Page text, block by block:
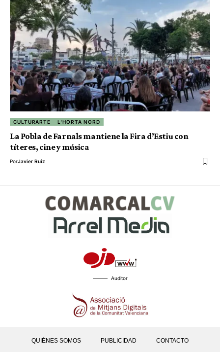
CULTURARTE L'HORTA NORD
La Pobla de Farnals mantiene la Fira d’Estiu con
títeres, cine y música
PorJavier Ruiz
Auditor
QUIÉNES SOMOS PUBLICIDAD CONTACTO